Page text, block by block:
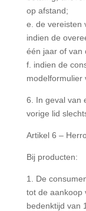
op afstand;
e. de vereisten
indien de
één jaar of van
f. indien de
modelformulier
6. In geval van
vorige lid
Artikel 6 –
Bij producten:
1. De
tot de aankoop
bedenktijd van